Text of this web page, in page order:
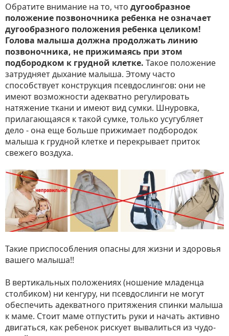
Обратите внимание на то, что дугообразное
положение позвоночника ребенка не означает
дугообразного положения ребенка целиком!
Голова малыша должна продолжать линию
позвоночника, не прижимаясь при этом
подбородком к грудной клетке. Такое положение
затрудняет дыхание малыша. Этому часто
способствует конструкция псевдослингов: они не
имеют возможности адекватно регулировать
натяжение ткани и имеют вид сумки. Шнуровка,
прилагающаяся к такой сумке, только усугубляет
дело - она еще больше прижимает подбородок
малыша к грудной клетке и перекрывает приток
свежего воздуха.
Такие приспособления опасны для жизни и здоровья
вашего малыша!!
В вертикальных положениях (ношение младенца
столбиком) ни кенгуру, ни псевдослинги не могут
обеспечить адекватного притяжения спинки малыша
к маме. Стоит маме отпустить руки и начать активно
двигаться, как ребенок рискует вывалиться из чудо-